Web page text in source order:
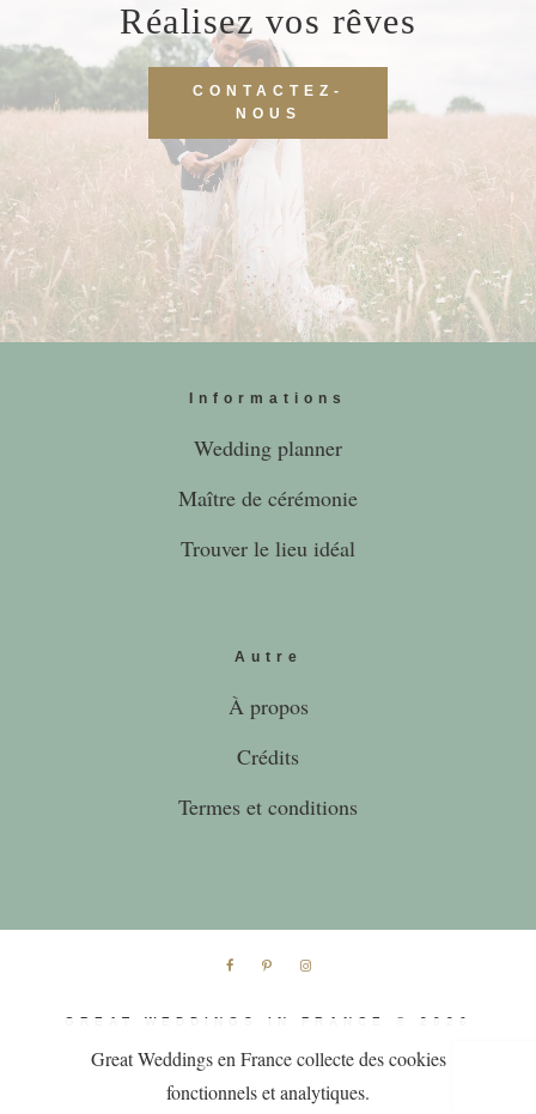
+ INFO OK
Réalisez vos rêves
CONTACTEZ-
NOUS
Informations
Wedding planner
Maître de cérémonie
Trouver le lieu idéal
Autre
À propos
Crédits
Termes et conditions
GREAT WEDDINGS IN FRANCE © 2026